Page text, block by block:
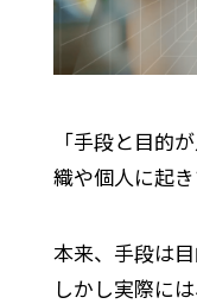
「手段と目的
織や個人に起き
本来、手段は
しかし実際に